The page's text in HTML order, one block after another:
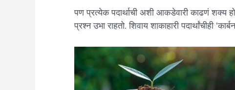
पण प्रत्येक पदार्थाची अशी आकडेवारी काढणं शक्य
प्रश्न उभा राहतो. शिवाय शाकाहारी पदार्थांचीही